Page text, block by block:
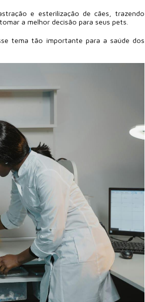
e esterilização de cães, trazendo
a melhor decisão para seus pets.
tema tão importante para a saúde dos